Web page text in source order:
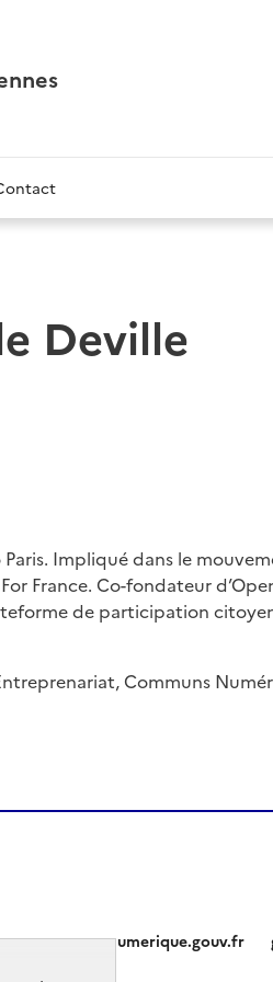
Deville
Impliqué dans le
France. Co-fondateur
de participation
Communs
numerique.gouv.fr